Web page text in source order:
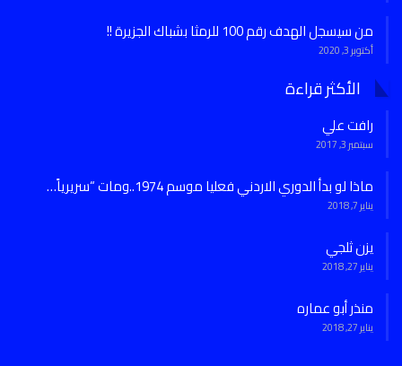
من سيسجل الهدف رقم 100 للرمثا بشباك الجزيرة !!
أكتوبر 3, 2020
الأكثر قراءة
رافت علي
سبتمبر 3, 2017
ماذا لو بدأ الدوري الاردني فعليا موسم 1974..ومات “سريرياً…
يناير 7, 2018
يزن ثلجي
يناير 27, 2018
منذر أبو عماره
يناير 27, 2018